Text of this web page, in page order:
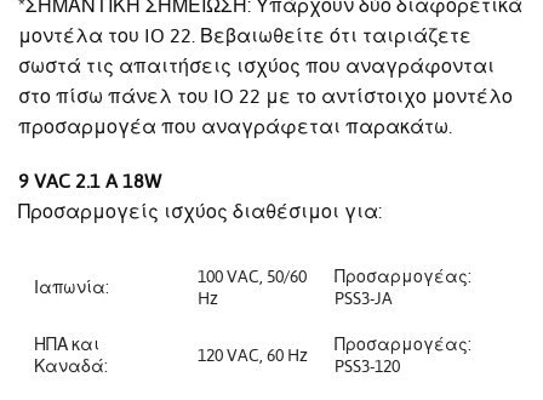
*ΣΗΜΑΝΤΙΚΗ ΣΗΜΕΙΩΣΗ: Υπάρχουν δύο διαφορετικά
μοντέλα του IO 22. Βεβαιωθείτε ότι ταιριάζετε
σωστά τις απαιτήσεις ισχύος που αναγράφονται
στο πίσω πάνελ του IO 22 με το αντίστοιχο μοντέλο
προσαρμογέα που αναγράφεται παρακάτω.
9 VAC 2.1 A 18W
Προσαρμογείς ισχύος διαθέσιμοι για:
Ιαπωνία:
100 VAC, 50/60
Hz
Προσαρμογέας:
PSS3-JA
ΗΠΑ και
Καναδά:
120 VAC, 60 Hz
Προσαρμογέας:
PSS3-120